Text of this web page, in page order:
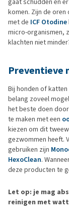
komen. Zijn de
met de ICF Otodine
micro-organismen,
klachten niet
Preventieve
Bij honden of
belang zoveel
het beste doen
te maken met een
kiezen om dit
gezwommen heeft.
gebruiken zijn
HexoClean.
deze producten te
Let op: je mag
reinigen met